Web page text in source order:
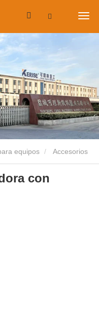
equipos Accesorios
con dientes
con